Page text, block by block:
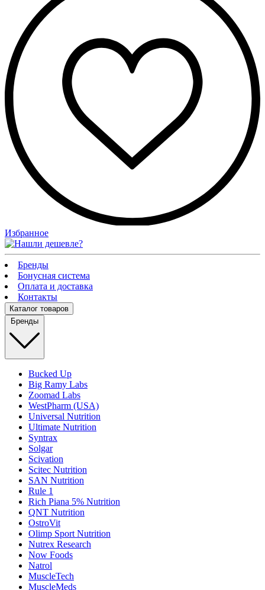
Избранное
Бренды
Бонусная система
Оплата и доставка
Контакты
Каталог товаров
Бренды
Bucked Up
Big Ramy Labs
Zoomad Labs
WestPharm (USA)
Universal Nutrition
Ultimate Nutrition
Syntrax
Solgar
Scivation
Scitec Nutrition
SAN Nutrition
Rule 1
Rich Piana 5% Nutrition
QNT Nutrition
OstroVit
Olimp Sport Nutrition
Nutrex Research
Now Foods
Natrol
MuscleTech
MuscleMeds